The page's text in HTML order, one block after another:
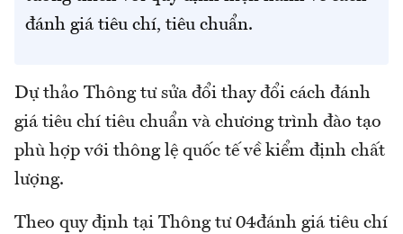
đánh giá tiêu chí, tiêu chuẩn.
Dự thảo Thông tư sửa đổi thay đổi cách đánh
giá tiêu chí tiêu chuẩn và chương trình đào tạo
phù hợp với thông lệ quốc tế về kiểm định chất
lượng.
Theo quy định tại Thông tư 04đánh giá tiêu chí